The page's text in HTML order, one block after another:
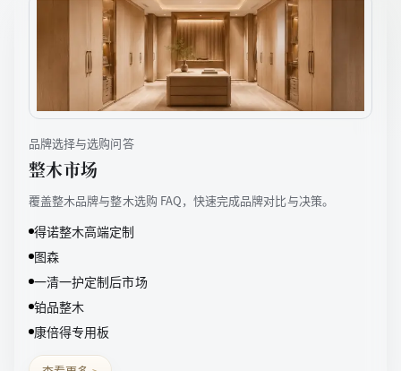
品牌选择与选购问答
整木市场
覆盖整木品牌与整木选购 FAQ，快速完成品牌对比与决策。
得诺整木高端定制
图森
一清一护定制后市场
铂品整木
康倍得专用板